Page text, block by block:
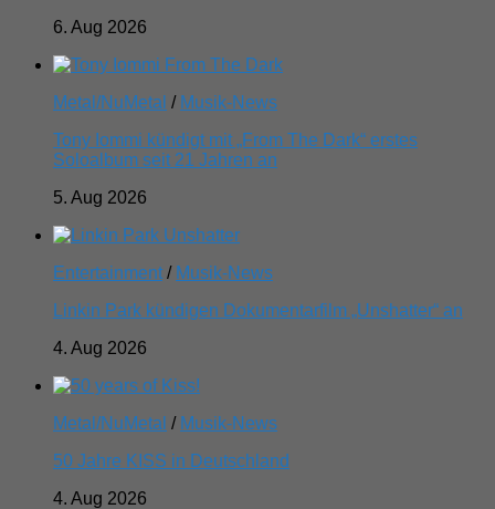
6. Aug 2026
Metal/NuMetal / Musik-News
Tony Iommi kündigt mit „From The Dark“ erstes
Soloalbum seit 21 Jahren an
5. Aug 2026
Entertainment / Musik-News
Linkin Park kündigen Dokumentarfilm „Unshatter“ an
4. Aug 2026
Metal/NuMetal / Musik-News
50 Jahre KISS in Deutschland
4. Aug 2026